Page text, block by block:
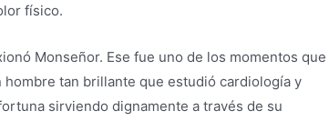
físico.
Monseñor. Ese fue uno de los momentos que
tan brillante que estudió cardiología y
sirviendo dignamente a través de su